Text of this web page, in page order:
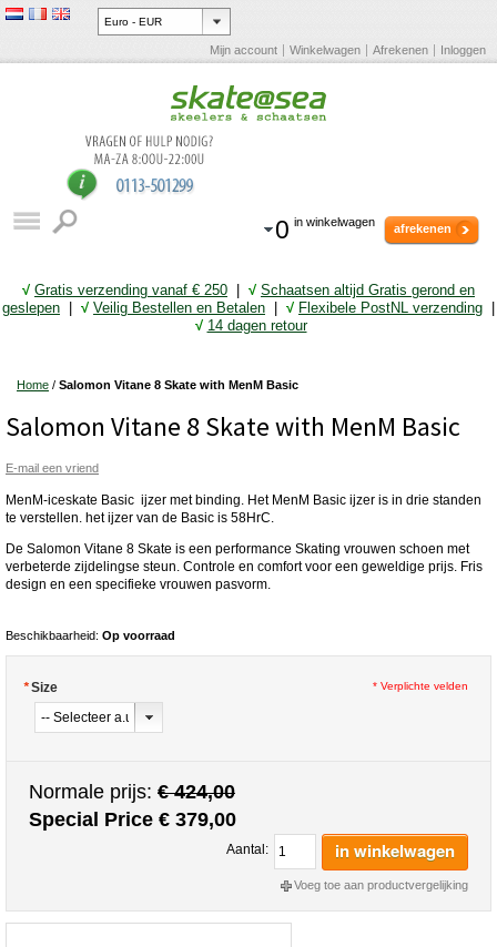
Mijn account Winkelwagen Afrekenen Inloggen
0 in winkelwagen afrekenen
√ Gratis verzending vanaf € 250 √ Schaatsen altijd Gratis gerond en
geslepen
√ Veilig Bestellen en Betalen √ Flexibele PostNL verzending
√ 14 dagen retour
Home / Salomon Vitane 8 Skate with MenM Basic
Salomon Vitane 8 Skate with MenM Basic
E-mail een vriend
MenM-iceskate Basic ijzer met binding. Het MenM Basic ijzer is in drie standen
te verstellen. het ijzer van de Basic is 58HrC.
De Salomon Vitane 8 Skate is een performance Skating vrouwen schoen met
verbeterde zijdelingse steun. Controle en comfort voor een geweldige prijs. Fris
design en een specifieke vrouwen pasvorm.
Beschikbaarheid: Op voorraad
*Size * Verplichte velden
Normale prijs: € 424,00
Special Price € 379,00
Aantal: in winkelwagen
Voeg toe aan productvergelijking